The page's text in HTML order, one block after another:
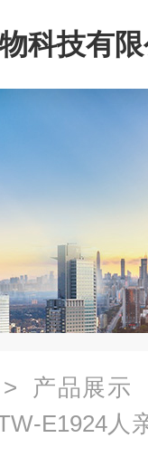
科技有
> 产品展示
E1924人